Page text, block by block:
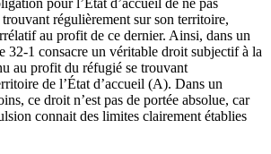
pour l’État d’accueil de ne pas
régulièrement sur son territoire,
au profit de ce dernier. Ainsi, dans un
32-1 consacre un véritable droit subjectif à la
au profit du réfugié se trouvant
de l’État d’accueil (A). Dans un
ce droit n’est pas de portée absolue, car
connait des limites clairement établies